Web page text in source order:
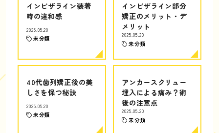
インビザライン装着
時の違和感
2025.05.20
未分類
インビザライン部分
矯正のメリット・デ
メリット
2025.05.20
未分類
40代歯列矯正後の美
しさを保つ秘訣
2025.05.20
未分類
アンカースクリュー
埋入による痛み？術
後の注意点
2025.05.20
未分類